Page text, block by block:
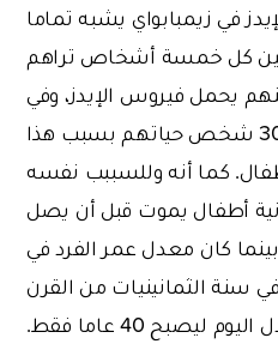
في زيمبابواي يشبه تماما
بين كل خمسة أشخاص تراهم
يحمل فيروس الإيدز، وفي
كل أسبوع يفقد 3000 شخص حياتهم بسبب هذا
كما أنه وللسببب نفسه
أطفال يموت قبل أن يصل
كان معدل عمر الفرد في
69 عاما في سنة الثمانينيات من القرن
الماضي تراجع هذا المعدل اليوم ليصبح 40 عاما فقط.